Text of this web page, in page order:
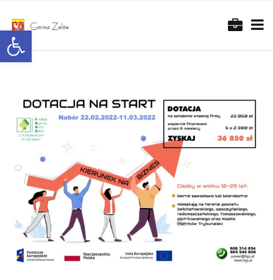
Otwórz pasek narzędzi